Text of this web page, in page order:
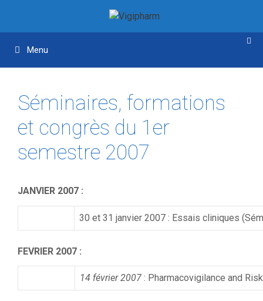
contenu
contenu
Menu
Séminaires, formations
et congrès du 1er
semestre 2007
JANVIER 2007 :
30 et 31 janvier 2007 : Essais cliniques
FEVRIER 2007 :
14 février 2007 : Pharmacovigilance and